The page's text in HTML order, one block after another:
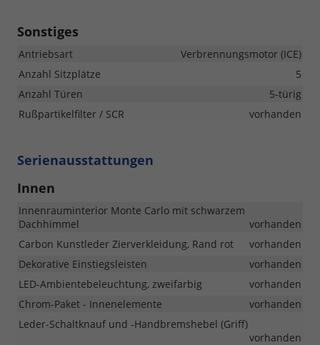
Sonstiges
Antriebsart
Verbrennungsmotor (ICE)
Anzahl Sitzplätze
5
Anzahl Türen
5-türig
Rußpartikelfilter / SCR
vorhanden
Serienausstattungen
Innen
Innenrauminterior Monte Carlo mit schwarzem
Dachhimmel
vorhanden
Carbon Kunstleder Zierverkleidung, Rand rot
vorhanden
Dekorative Einstiegsleisten
vorhanden
LED-Ambientebeleuchtung, zweifarbig
vorhanden
Chrom-Paket - Innenelemente
vorhanden
Leder-Schaltknauf und -Handbremshebel (Griff)
vorhanden